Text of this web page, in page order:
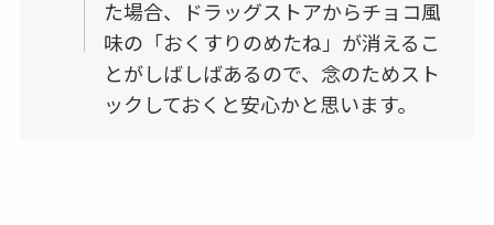
た場合、ドラッグストアからチョコ風
味の「おくすりのめたね」が消えるこ
とがしばしばあるので、念のためスト
ックしておくと安心かと思います。